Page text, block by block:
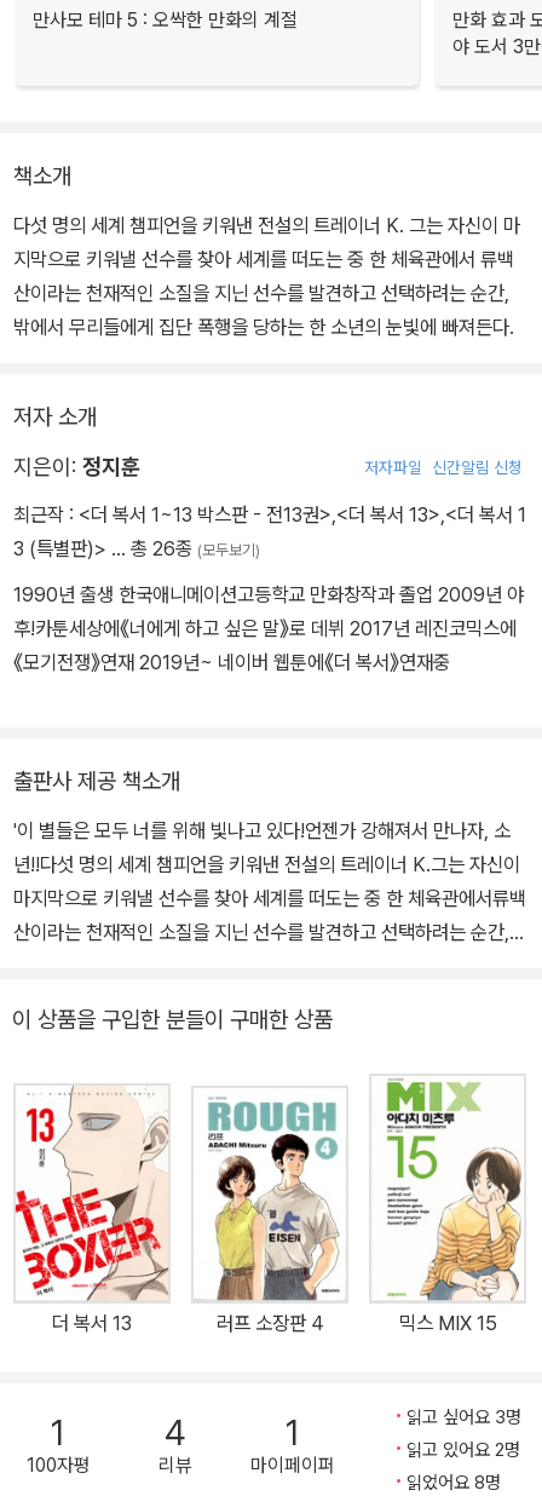
만사모 테마 5 : 오싹한 만화의 계절
만화 효과
야 도서 3
책소개
다섯 명의 세계 챔피언을 키워낸 전설의 트레이너 K. 그는 자신이 마
지막으로 키워낼 선수를 찾아 세계를 떠도는 중 한 체육관에서 류백
산이라는 천재적인 소질을 지닌 선수를 발견하고 선택하려는 순간,
밖에서 무리들에게 집단 폭행을 당하는 한 소년의 눈빛에 빠져든다.
저자 소개
지은이: 정지훈 저자파일 신간알림 신청
최근작 : <더 복서 1~13 박스판 - 전13권>,<더 복서 13>,<더 복서 1
3 (특별판)> … 총 26종 (모두보기)
1990년 출생 한국애니메이션고등학교 만화창작과 졸업 2009년 야
후!카툰세상에《너에게 하고 싶은 말》로 데뷔 2017년 레진코믹스에
《모기전쟁》연재 2019년~ 네이버 웹툰에《더 복서》연재중
출판사 제공 책소개
'이 별들은 모두 너를 위해 빛나고 있다!언젠가 강해져서 만나자, 소
년!!다섯 명의 세계 챔피언을 키워낸 전설의 트레이너 K.그는 자신이
마지막으로 키워낼 선수를 찾아 세계를 떠도는 중 한 체육관에서류백
산이라는 천재적인 소질을 지닌 선수를 발견하고 선택하려는 순간,밖
을 제안하는데…!!
이 상품을 구입한 분들이 구매한 상품
더 복서 13 러프 소장판 4 믹스 MIX 15
1
100자평
4
리뷰
1
마이페이퍼
읽고 싶어요 3명
읽고 있어요 2명
읽었어요 8명